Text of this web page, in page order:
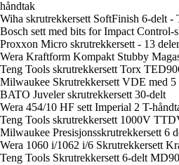
håndtak
Wiha skrutrekkersett SoftFinish 6-delt -
Bosch sett med bits for Impact Control-
Proxxon Micro skrutrekkersett - 13 deler
Wera Kraftform Kompakt Stubby
Teng Tools skrutrekkersett Torx
Milwaukee Skrutrekkersett VDE med 5
BATO Juveler skrutrekkersett 30-delt
Wera 454/10 HF sett Imperial 2 T-
Teng Tools skrutrekkersett 1000V
Milwaukee Presisjonsskrutrekkersett 6
Wera 1060 i/1062 i/6 Skrutrekkersett
Teng Tools Skrutrekkersett 6-delt